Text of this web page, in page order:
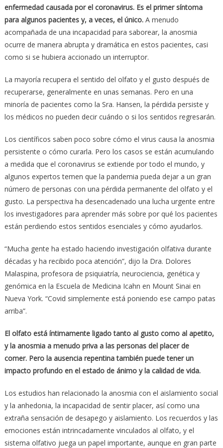
enfermedad causada por el coronavirus. Es el primer síntoma
para algunos pacientes y, a veces, el único. A menudo
acompañada de una incapacidad para saborear, la anosmia
ocurre de manera abrupta y dramática en estos pacientes, casi
como si se hubiera accionado un interruptor.
La mayoría recupera el sentido del olfato y el gusto después de
recuperarse, generalmente en unas semanas. Pero en una
minoría de pacientes como la Sra. Hansen, la pérdida persiste y
los médicos no pueden decir cuándo o si los sentidos regresarán.
Los científicos saben poco sobre cómo el virus causa la anosmia
persistente o cómo curarla. Pero los casos se están acumulando
a medida que el coronavirus se extiende por todo el mundo, y
algunos expertos temen que la pandemia pueda dejar a un gran
número de personas con una pérdida permanente del olfato y el
gusto. La perspectiva ha desencadenado una lucha urgente entre
los investigadores para aprender más sobre por qué los pacientes
están perdiendo estos sentidos esenciales y cómo ayudarlos.
“Mucha gente ha estado haciendo investigación olfativa durante
décadas y ha recibido poca atención”, dijo la Dra. Dolores
Malaspina, profesora de psiquiatría, neurociencia, genética y
genómica en la Escuela de Medicina Icahn en Mount Sinai en
Nueva York. “Covid simplemente está poniendo ese campo patas
arriba”.
El olfato está íntimamente ligado tanto al gusto como al apetito,
y la anosmia a menudo priva a las personas del placer de
comer. Pero la ausencia repentina también puede tener un
impacto profundo en el estado de ánimo y la calidad de vida.
Los estudios han relacionado la anosmia con el aislamiento social
y la anhedonia, la incapacidad de sentir placer, así como una
extraña sensación de desapego y aislamiento. Los recuerdos y las
emociones están intrincadamente vinculados al olfato, y el
sistema olfativo juega un papel importante, aunque en gran parte